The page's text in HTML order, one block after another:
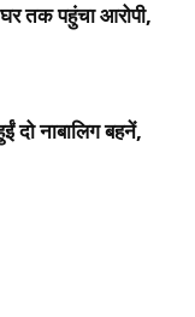
तक पहुंचा आरोपी,
दो नाबालिग बहनें,